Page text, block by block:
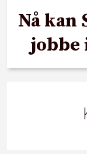
Nå kan
jobbe